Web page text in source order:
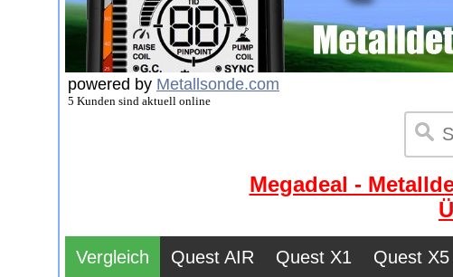
powered by Metallsonde.com
5 Kunden sind aktuell online
Megadeal -
Vergleich Quest AIR Quest X1 Quest